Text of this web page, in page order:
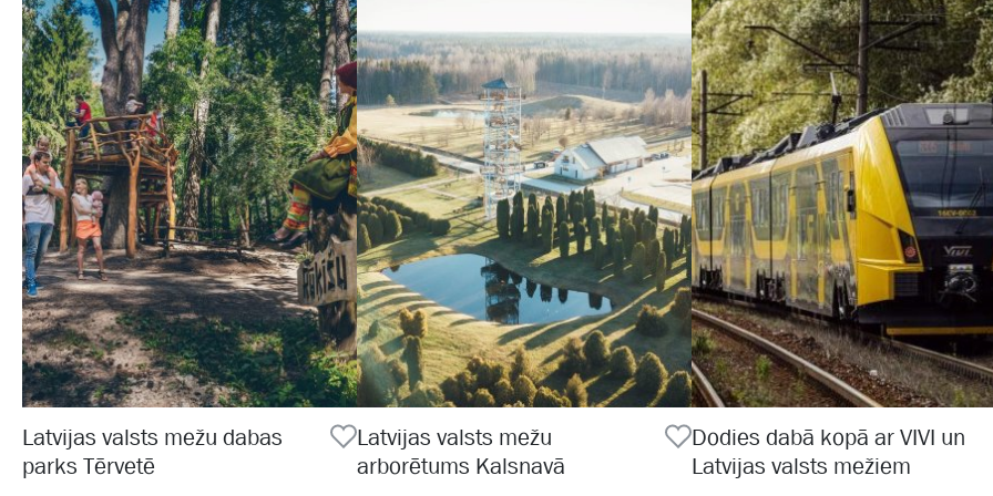
Latvijas valsts mežu dabas
parks Tērvetē
Latvijas valsts mežu
arborētums Kalsnavā
Dodies dabā kopā ar VIVI un
Latvijas valsts mežiem